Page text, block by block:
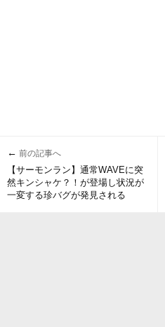
← 前の記事へ
【サーモンラン】通常WAVEに突
然キンシャケ？！が登場し状況が
一変する珍バグが発見される